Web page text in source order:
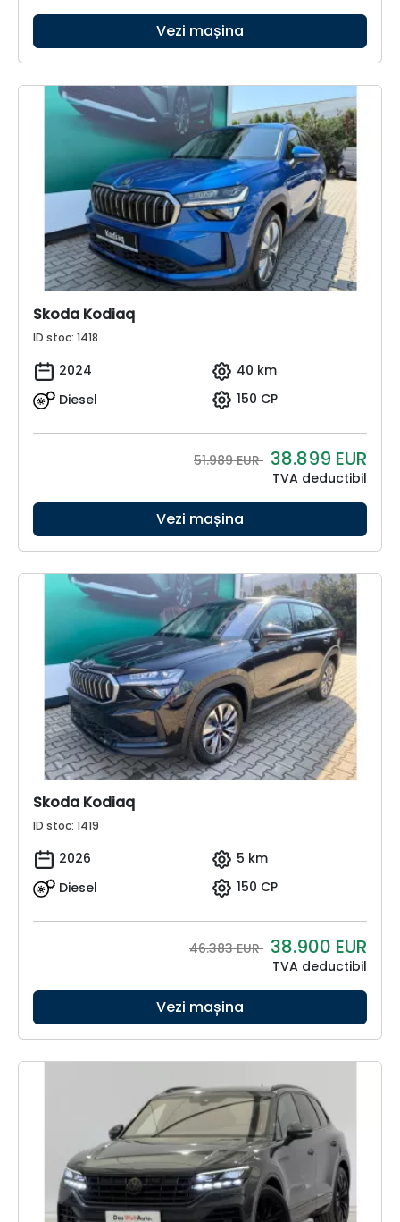
Vezi mașina
Skoda Kodiaq
ID stoc: 1418
2024
40 km
Diesel
150 CP
51.989 EUR 38.899 EUR
TVA deductibil
Vezi mașina
Skoda Kodiaq
ID stoc: 1419
2026
5 km
Diesel
150 CP
46.383 EUR 38.900 EUR
TVA deductibil
Vezi mașina